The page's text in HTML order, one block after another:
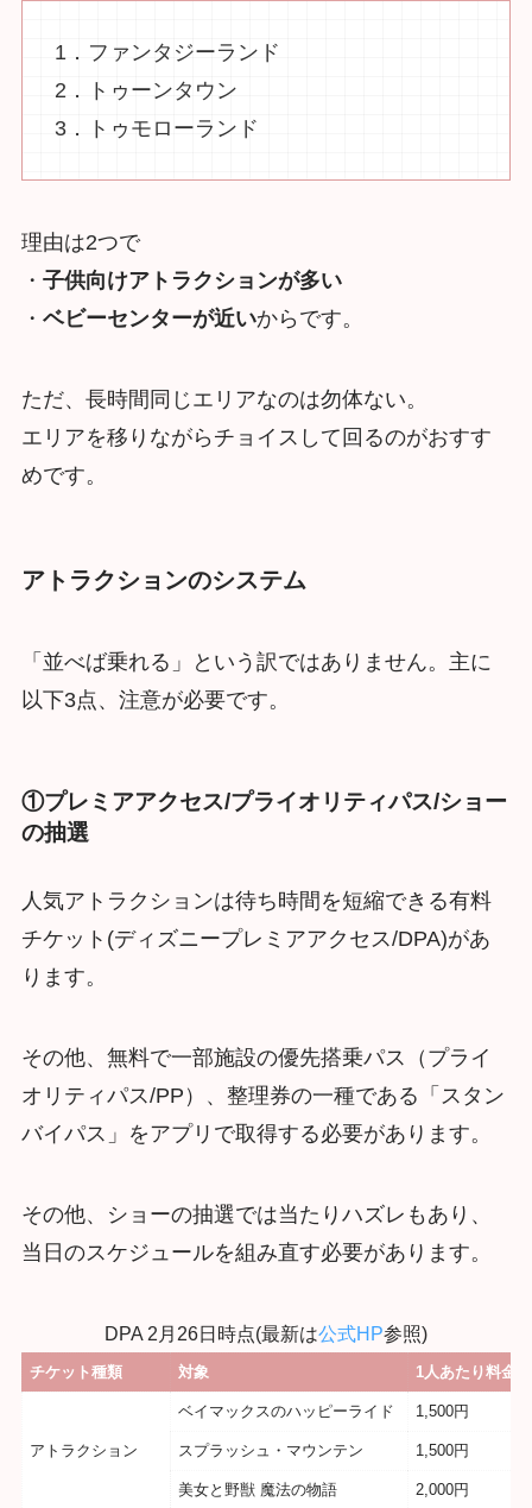
1．ファンタジーランド
2．トゥーンタウン
3．トゥモローランド
理由は2つで
・ 子供向けアトラクションが多い
・ ベビーセンターが近いからです。
ただ、長時間同じエリアなのは勿体ない。
エリアを移りながらチョイスして回るのがおすす
めです。
アトラクションのシステム
「並べば乗れる」という訳ではありません。主に
以下3点、注意が必要です。
①プレミアアクセス/プライオリティパス/ショー
の抽選
人気アトラクションは待ち時間を短縮できる有料
チケット(ディズニープレミアアクセス/DPA)があ
ります。
その他、無料で一部施設の優先搭乗パス（プライ
オリティパス/PP）、整理券の一種である「スタン
バイパス」をアプリで取得する必要があります。
その他、ショーの抽選では当たりハズレもあり、
当日のスケジュールを組み直す必要があります。
DPA 2月26日時点(最新は公式HP参照)
チケット種類 対象 1人あたり料金
アトラクション
ベイマックスのハッピーライド 1,500円
スプラッシュ・マウンテン 1,500円
美女と野獣 魔法の物語 2,000円